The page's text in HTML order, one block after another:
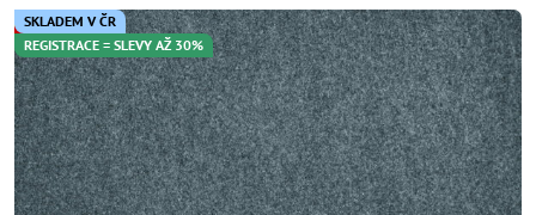
SKLADEM V ČR
REGISTRACE = SLEVY AŽ 30%